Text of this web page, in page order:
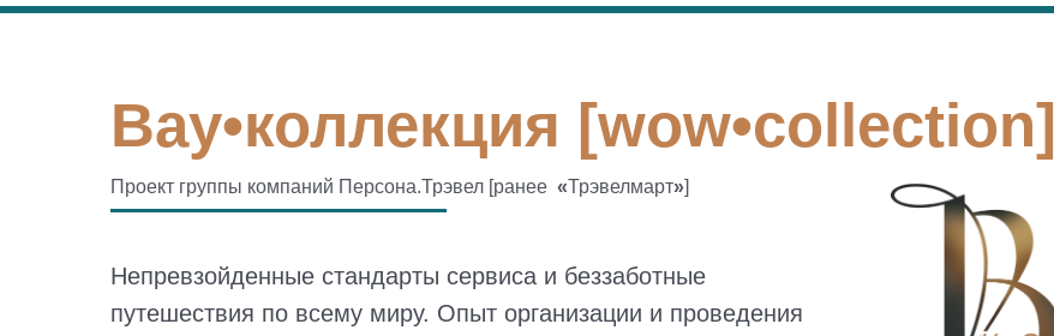
Вау•коллекция [wow•collection]
Проект группы компаний Персона.Трэвел [ранее «Трэвелмарт»]
Непревзойденные стандарты сервиса и беззаботные
путешествия по всему миру. Опыт организации и проведения